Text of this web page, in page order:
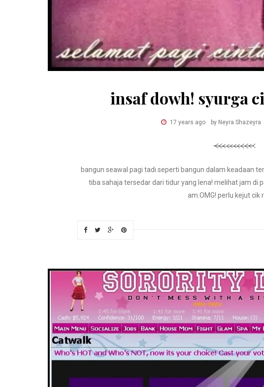
insaf dowh! syurga
17 years ago by Neyra Shazeyra
bangun seawal pagi tadi seperti bangun dalam keadaan
tiba sahaja tersedar dari tidur yang lena! melihat jam di
am.OMG! perlu kejut cik